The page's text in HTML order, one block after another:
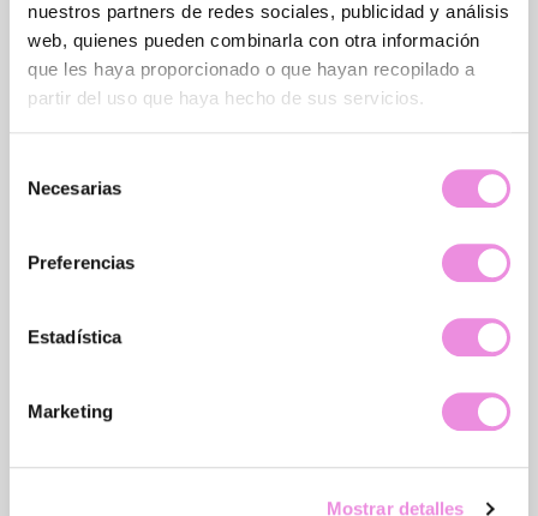
nuestros partners de redes sociales, publicidad y análisis
web, quienes pueden combinarla con otra información
que les haya proporcionado o que hayan recopilado a
partir del uso que haya hecho de sus servicios.
Necesarias
Preferencias
Estadística
Marketing
Mostrar detalles
Pide Cita Gratis